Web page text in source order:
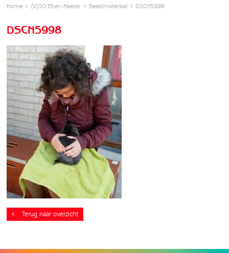
Home (V)SO Eben-Haëzer Beeldmateriaal DSCN5998
DSCN5998
Terug naar overzicht